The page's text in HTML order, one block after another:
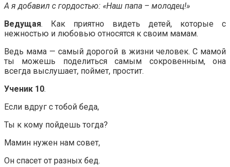
А я добавил с гордостью: «Наш папа – молодец!»
Ведущая. Как приятно видеть детей, которые с
нежностью и любовью относятся к своим мамам.
Ведь мама — самый дорогой в жизни человек. С мамой
ты можешь поделиться самым сокровенным, она
всегда выслушает, поймет, простит.
Ученик 10.
Если вдруг с тобой беда,
Ты к кому пойдешь тогда?
Мамин нужен нам совет,
Он спасет от разных бед.